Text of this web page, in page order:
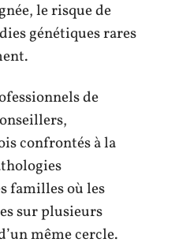
le risque de
génétiques rares
de
confrontés à la
familles où les
sur plusieurs
même cercle.